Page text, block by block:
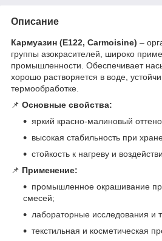
Описание
Кармуазин (E122, Carmoisine) –
группы азокрасителей, широко
промышленности. Обеспечивает
хорошо растворяется в воде,
термообработке.
📌 Основные свойства:
яркий красно-малиновый
высокая стабильность при
стойкость к нагреву и
📌 Применение:
промышленное окрашивание
смесей;
лабораторные исследования и
текстильная и косметическая